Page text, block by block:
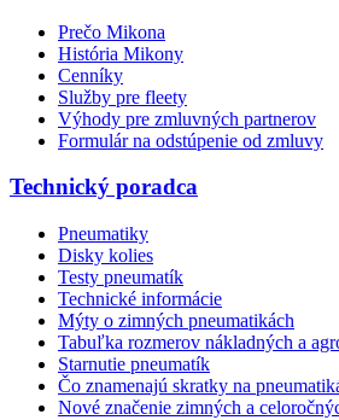
Prečo Mikona
História Mikony
Cenníky
Služby pre fleety
Výhody pre zmluvných partnerov
Formulár na odstúpenie od zmluvy
Technický poradca
Pneumatiky
Disky kolies
Testy pneumatík
Technické informácie
Mýty o zimných pneumatikách
Tabuľka rozmerov nákladných a
Starnutie pneumatík
Čo znamenajú skratky na
Nové značenie zimných a